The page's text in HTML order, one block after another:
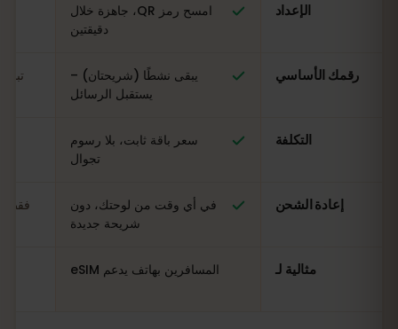
الإعداد
امسح رمز QR، جاهزة خلال
دقيقتين
رقمك الأساسي
يبقى نشطًا (شريحتان) –
يستقبل الرسائل
التكلفة
سعر باقة ثابت، بلا رسوم
تجوال
إعادة الشحن
في أي وقت من لوحتك، دون
شريحة جديدة
فقط
مثالية لـ المسافرين بهاتف يدعم eSIM